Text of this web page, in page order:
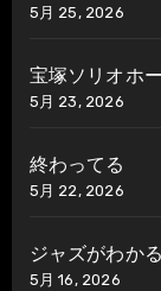
5月 25, 2026
宝塚ソリオホ
5月 23, 2026
終わってる
5月 22, 2026
ジャズがわか
5月 16, 2026